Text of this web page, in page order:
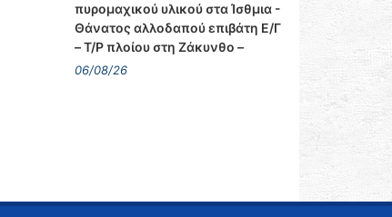
πυρομαχικού υλικού στα Ίσθμια -
Θάνατος αλλοδαπού επιβάτη Ε/Γ
– Τ/Ρ πλοίου στη Ζάκυνθο –
06/08/26